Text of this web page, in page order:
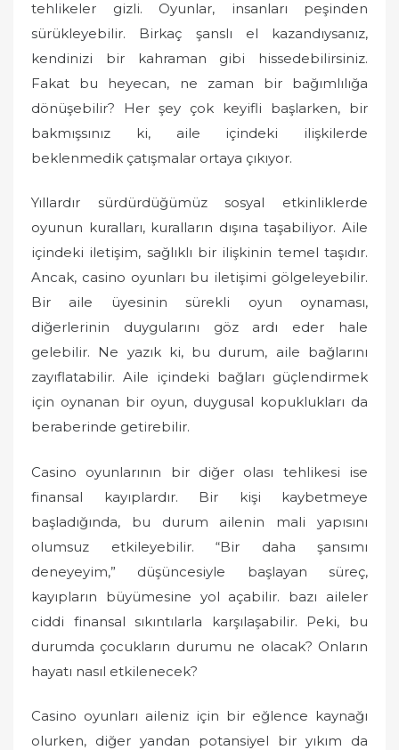
tehlikeler gizli. Oyunlar, insanları peşinden
sürükleyebilir. Birkaç şanslı el kazandıysanız,
kendinizi bir kahraman gibi hissedebilirsiniz.
Fakat bu heyecan, ne zaman bir bağımlılığa
dönüşebilir? Her şey çok keyifli başlarken, bir
bakmışsınız ki, aile içindeki ilişkilerde
beklenmedik çatışmalar ortaya çıkıyor.
Yıllardır sürdürdüğümüz sosyal etkinliklerde
oyunun kuralları, kuralların dışına taşabiliyor. Aile
içindeki iletişim, sağlıklı bir ilişkinin temel taşıdır.
Ancak, casino oyunları bu iletişimi gölgeleyebilir.
Bir aile üyesinin sürekli oyun oynaması,
diğerlerinin duygularını göz ardı eder hale
gelebilir. Ne yazık ki, bu durum, aile bağlarını
zayıflatabilir. Aile içindeki bağları güçlendirmek
için oynanan bir oyun, duygusal kopuklukları da
beraberinde getirebilir.
Casino oyunlarının bir diğer olası tehlikesi ise
finansal kayıplardır. Bir kişi kaybetmeye
başladığında, bu durum ailenin mali yapısını
olumsuz etkileyebilir. “Bir daha şansımı
deneyeyim,” düşüncesiyle başlayan süreç,
kayıpların büyümesine yol açabilir. bazı aileler
ciddi finansal sıkıntılarla karşılaşabilir. Peki, bu
durumda çocukların durumu ne olacak? Onların
hayatı nasıl etkilenecek?
Casino oyunları aileniz için bir eğlence kaynağı
olurken, diğer yandan potansiyel bir yıkım da